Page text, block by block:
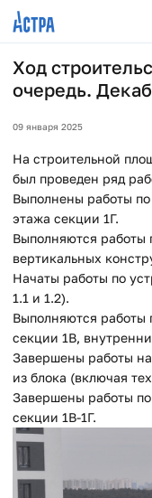
Ход
очередь.
09 января 2025
На строительной
был проведен ряд
Выполнены работы
этажа секции 1Г.
Выполняются работы
вертикальных
Начаты работы по
1.1 и 1.2).
Выполняются работы
секции 1В,
Завершены работы
из блока (включая
Завершены работы по
секции 1В-1Г.